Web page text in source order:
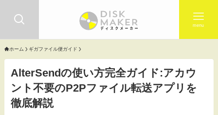
menu
ホーム ギガファイル便ガイド
AlterSendの使い方完全ガイド:アカウ
ント不要のP2Pファイル転送アプリを
徹底解説